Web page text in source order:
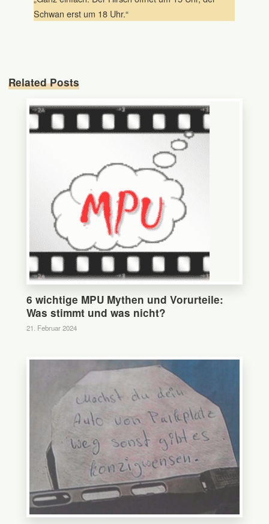
Schwan erst um 18 Uhr.“
Related Posts
6 wichtige MPU Mythen und Vorurteile:
Was stimmt und was nicht?
21. Februar 2024